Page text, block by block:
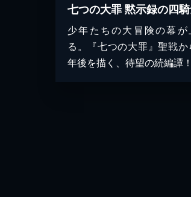
七つの大罪 黙示録の四
少年たちの大冒険の幕が
る。『七つの大罪』聖戦か
年後を描く、待望の続編譚！